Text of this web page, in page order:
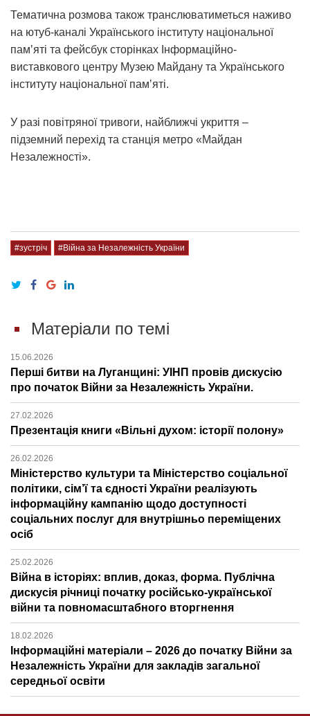
Тематична розмова також транслюватиметься наживо
на ютуб-каналі Українського інституту національної
памʼяті та фейсбук сторінках Інформаційно-
виставкового центру Музею Майдану та Українського
інституту національної памʼяті.
У разі повітряної тривоги, найближчі укриття –
підземний перехід та станція метро «Майдан
Незалежності».
#зустріч #Війна за Незалежність України
Матеріали по темі
15.06.2026
Перші битви на Луганщині: УІНП провів дискусію
про початок Війни за Незалежність України.
27.02.2026
Презентація книги «Вільні духом: історії полону»
26.02.2026
Міністерство культури та Міністерство соціальної
політики, сім’ї та єдності України реалізують
інформаційну кампанію щодо доступності
соціальних послуг для внутрішньо переміщених
осіб
25.02.2026
Війна в історіях: вплив, доказ, форма. Публічна
дискусія річниці початку російсько-української
війни та повномасштабного вторгнення
18.02.2026
Інформаційні матеріали – 2026 до початку Війни за
Незалежність України для закладів загальної
середньої освіти